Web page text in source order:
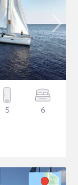
5 6